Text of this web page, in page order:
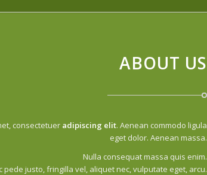
ABOUT US
consectetuer adipiscing elit. Aenean commodo ligula
eget dolor. Aenean massa.
Nulla consequat massa quis enim.
pede justo, fringilla vel, aliquet nec, vulputate eget, arcu.